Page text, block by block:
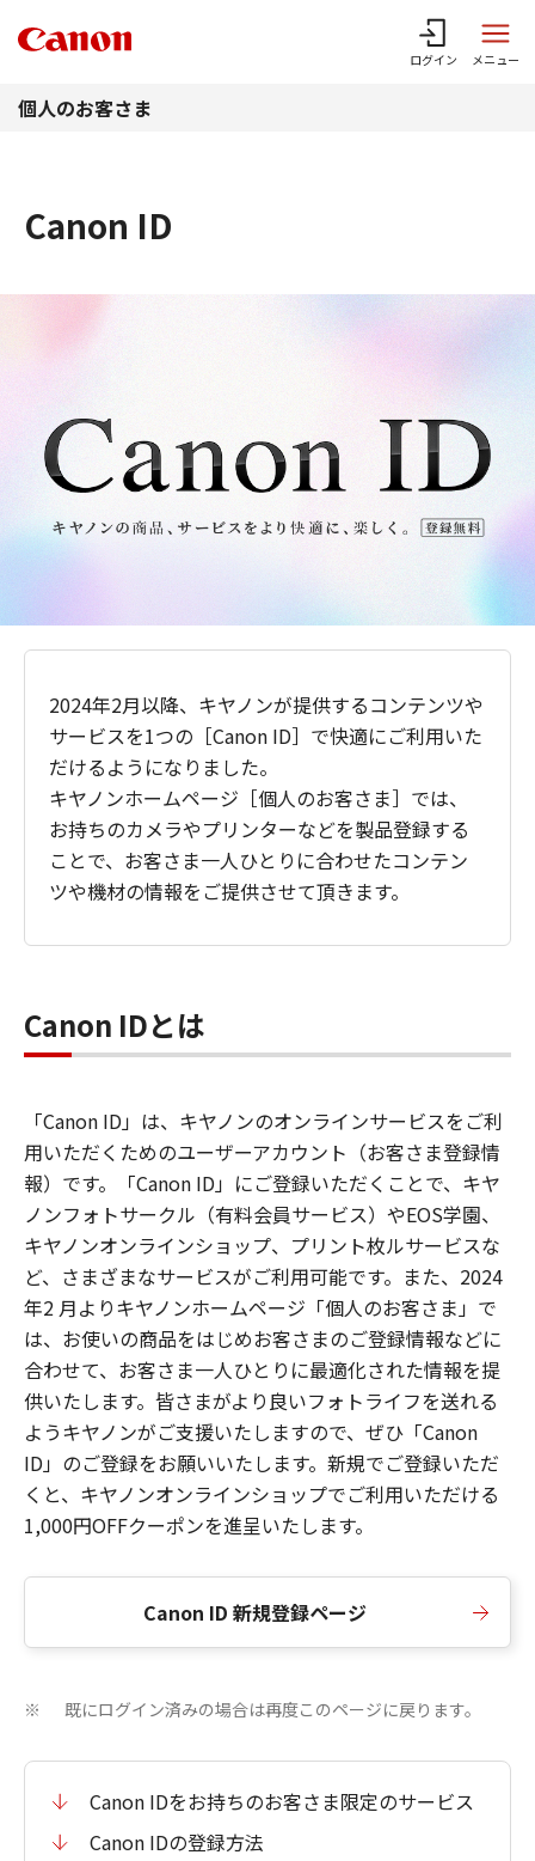
ログイン メニュー
個人のお客さま
Canon ID
2024年2月以降、キヤノンが提供するコンテンツや
サービスを1つの［Canon ID］で快適にご利用いた
だけるようになりました。
キヤノンホームページ［個人のお客さま］では、
お持ちのカメラやプリンターなどを製品登録する
ことで、お客さま一人ひとりに合わせたコンテン
ツや機材の情報をご提供させて頂きます。
Canon IDとは
「Canon ID」は、キヤノンのオンラインサービスをご利
用いただくためのユーザーアカウント（お客さま登録情
報）です。「Canon ID」にご登録いただくことで、キヤ
ノンフォトサークル（有料会員サービス）やEOS学園、
キヤノンオンラインショップ、プリント枚ルサービスな
ど、さまざまなサービスがご利用可能です。また、2024
年2 月よりキヤノンホームページ「個人のお客さま」で
は、お使いの商品をはじめお客さまのご登録情報などに
合わせて、お客さま一人ひとりに最適化された情報を提
供いたします。皆さまがより良いフォトライフを送れる
ようキヤノンがご支援いたしますので、ぜひ「Canon
ID」のご登録をお願いいたします。新規でご登録いただ
くと、キヤノンオンラインショップでご利用いただける
1,000円OFFクーポンを進呈いたします。
Canon ID 新規登録ページ
※ 既にログイン済みの場合は再度このページに戻ります。
Canon IDをお持ちのお客さま限定のサービス
Canon IDの登録方法